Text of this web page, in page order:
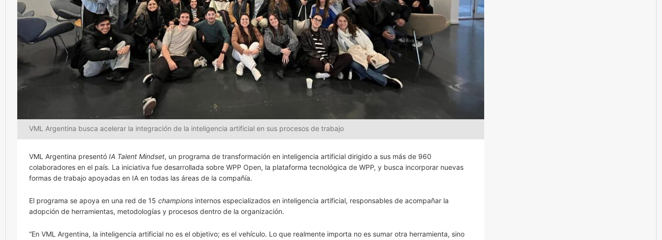
VML Argentina busca acelerar la integración de la inteligencia artificial en sus procesos de trabajo
VML Argentina presentó IA Talent Mindset, un programa de transformación en inteligencia artificial dirigido a sus más de 960
colaboradores en el país. La iniciativa fue desarrollada sobre WPP Open, la plataforma tecnológica de WPP, y busca incorporar nuevas
formas de trabajo apoyadas en IA en todas las áreas de la compañía.
El programa se apoya en una red de 15 champions internos especializados en inteligencia artificial, responsables de acompañar la
adopción de herramientas, metodologías y procesos dentro de la organización.
“En VML Argentina, la inteligencia artificial no es el objetivo; es el vehículo. Lo que realmente importa no es sumar otra herramienta, sino